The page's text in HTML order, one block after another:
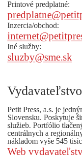
Printové predplatné:
Inzercia/obchod:
Iné služby:
sluzby@sme.sk
Petit Press, a.s. je
Slovensku. Poskytuje
služieb. Portfólio
centrálnych a
nákladom vyše 545
Web